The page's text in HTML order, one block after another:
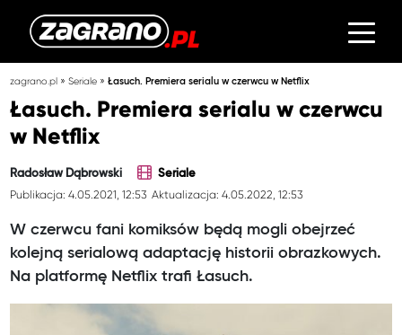
zagrano.pl »Seriale »Łasuch. Premiera serialu w czerwcu w Netflix
Łasuch. Premiera serialu w czerwcu
w Netflix
Radosław Dąbrowski Seriale
Publikacja: 4.05.2021, 12:53 Aktualizacja: 4.05.2022, 12:53
W czerwcu fani komiksów będą mogli obejrzeć
kolejną serialową adaptację historii obrazkowych.
Na platformę Netflix trafi Łasuch.